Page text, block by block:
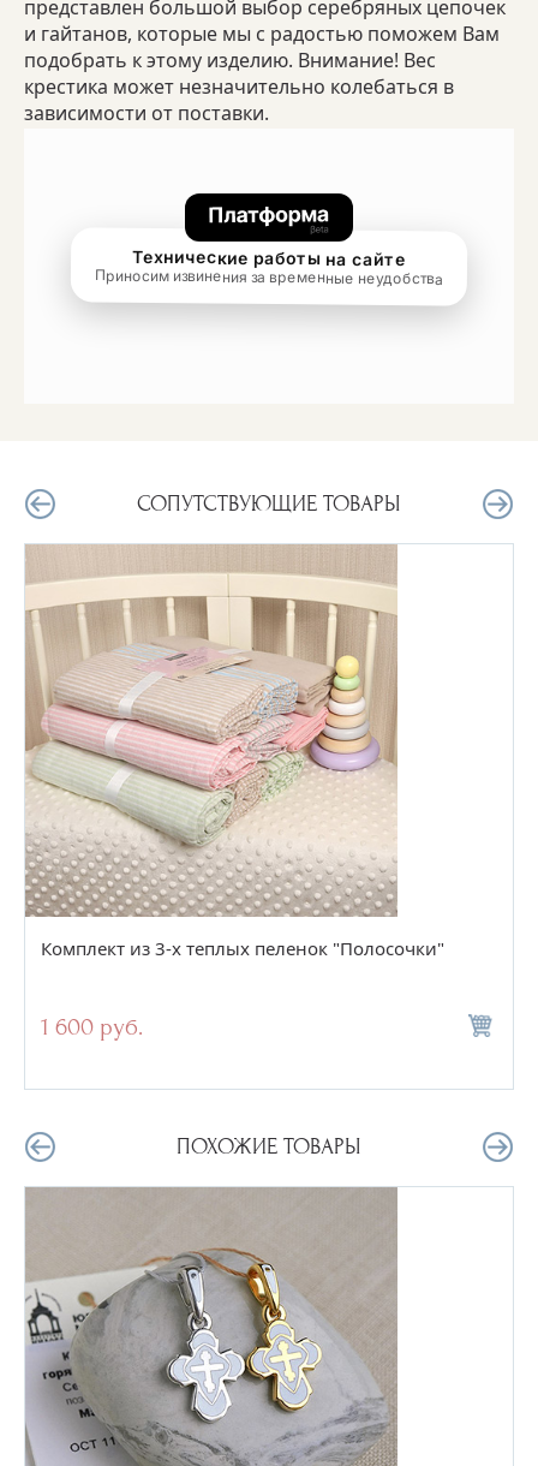
представлен большой выбор серебряных цепочек
и гайтанов, которые мы с радостью поможем Вам
подобрать к этому изделию. Внимание! Вес
крестика может незначительно колебаться в
зависимости от поставки.
СОПУТСТВУЮЩИЕ ТОВАРЫ
Комплект из 3-х теплых пеленок "Полосочки"
1 600 руб.
ПОХОЖИЕ ТОВАРЫ